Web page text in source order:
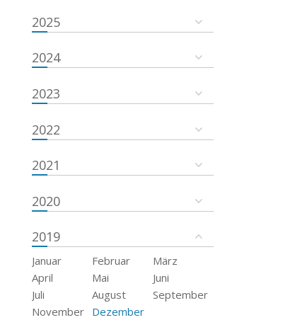
2025
2024
2023
2022
2021
2020
2019
Januar Februar
März
April
Mai
Juni
Juli
August
September
November
Dezember